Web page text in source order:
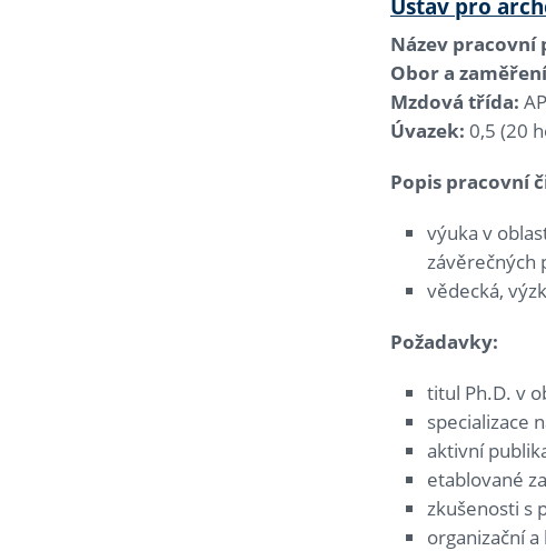
Název pracovní
Obor a
Mzdová třída:
Úvazek: 0,5 (20
Popis pracovní
výuka v
závěrečných
vědecká,
Požadavky:
titul Ph.D. v
specializace
aktivní
etablované
zkušenosti s
organizační